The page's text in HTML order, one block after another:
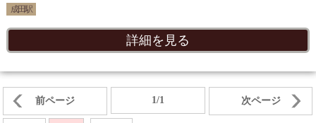
成田駅
詳細を見る
前ページ 1/1 次ページ